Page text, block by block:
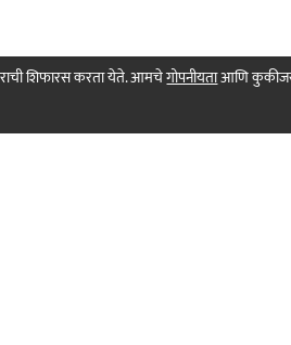
शिफारस करता येते. आमचेगोपनीयताआणि